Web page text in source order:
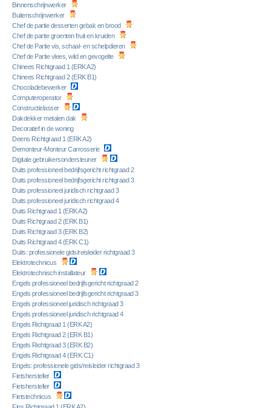
Binnenschrijnwerker
Buitenschrijnwerker
Chef de partie desserten gebak en brood
Chef de partie groenten fruit en kruiden
Chef de Partie vis, schaal- en schelpdieren
Chef de Partie vlees, wild en gevogelte
Chinees Richtgraad 1 (ERK A2)
Chinees Richtgraad 2 (ERK B1)
Chocoladebewerker
Computeroperator
Constructielasser
Dakdekker metalen dak
Decoratief in de woning
Deens Richtgraad 1 (ERK A2)
Demonteur-Monteur Carrosserie
Digitale gebruikersondersteuner
Duits professioneel bedrijfsgericht richtgraad 2
Duits professioneel bedrijfsgericht richtgraad 3
Duits professioneel juridisch richtgraad 3
Duits professioneel juridisch richtgraad 4
Duits Richtgraad 1 (ERK A2)
Duits Richtgraad 2 (ERK B1)
Duits Richtgraad 3 (ERK B2)
Duits Richtgraad 4 (ERK C1)
Duits: professionele gids/reisleider richtgraad 3
Elektrotechnicus
Elektrotechnisch installateur
Engels professioneel bedrijfsgericht richtgraad 2
Engels professioneel bedrijfsgericht richtgraad 3
Engels professioneel juridisch richtgraad 3
Engels professioneel juridisch richtgraad 4
Engels Richtgraad 1 (ERK A2)
Engels Richtgraad 2 (ERK B1)
Engels Richtgraad 3 (ERK B2)
Engels Richtgraad 4 (ERK C1)
Engels: professionele gids/reisleider richtgraad 3
Fietshersteller
Fietshersteller
Fietstechnicus
Fins Richtgraad 1 (ERK A2)